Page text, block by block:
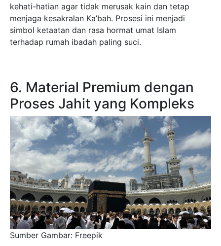
kehati-hatian agar tidak merusak kain dan tetap
menjaga kesakralan Ka’bah. Prosesi ini menjadi
simbol ketaatan dan rasa hormat umat Islam
terhadap rumah ibadah paling suci.
6. Material Premium dengan
Proses Jahit yang Kompleks
Sumber Gambar: Freepik